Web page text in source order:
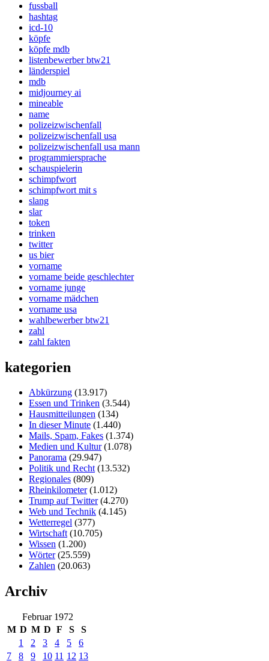
fussball
hashtag
icd-10
köpfe
köpfe mdb
listenbewerber btw21
länderspiel
mdb
midjourney ai
mineable
name
polizeizwischenfall
polizeizwischenfall usa
polizeizwischenfall usa mann
programmiersprache
schauspielerin
schimpfwort
schimpfwort mit s
slang
slar
token
trinken
twitter
us bier
vorname
vorname beide geschlechter
vorname junge
vorname mädchen
vorname usa
wahlbewerber btw21
zahl
zahl fakten
kategorien
Abkürzung (13.917)
Essen und Trinken (3.544)
Hausmitteilungen (134)
In dieser Minute (1.440)
Mails, Spam, Fakes (1.374)
Medien und Kultur(1.078)
Panorama (29.947)
Politik und Recht(13.532)
Regionales (809)
Rheinkilometer(1.012)
Trump auf Twitter(4.270)
Web und Technik (4.145)
Wetterregel (377)
Wirtschaft(10.705)
Wissen (1.200)
Wörter(25.559)
Zahlen (20.063)
Archiv
Februar 1972
M D M D F S
S
1
2 3 4 5
6
7
8 9 10 11 12 13